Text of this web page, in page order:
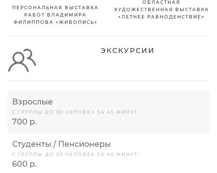
ПЕРСОНАЛЬНАЯ ВЫСТАВКА
РАБОТ ВЛАДИМИРА
ФИЛИППОВА «ЖИВОПИСЬ»
ОБЛАСТНАЯ
ХУДОЖЕСТВЕННАЯ ВЫСТАВКА
«ЛЕТНЕЕ РАВНОДЕНСТВИЕ»
ЭКСКУРСИИ
Взрослые
С ГРУППЫ ДО 30 ЧЕЛОВЕК ЗА 45 МИНУТ
700 р.
Студенты / Пенсионеры
С ГРУППЫ ДО 30 ЧЕЛОВЕК ЗА 45 МИНУТ
600 р.